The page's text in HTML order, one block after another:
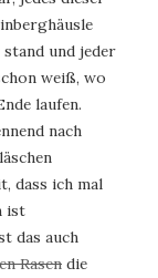
und jeder
weiß, wo
laufen.
nach
dass ich mal
ist
das auch
Rasen die